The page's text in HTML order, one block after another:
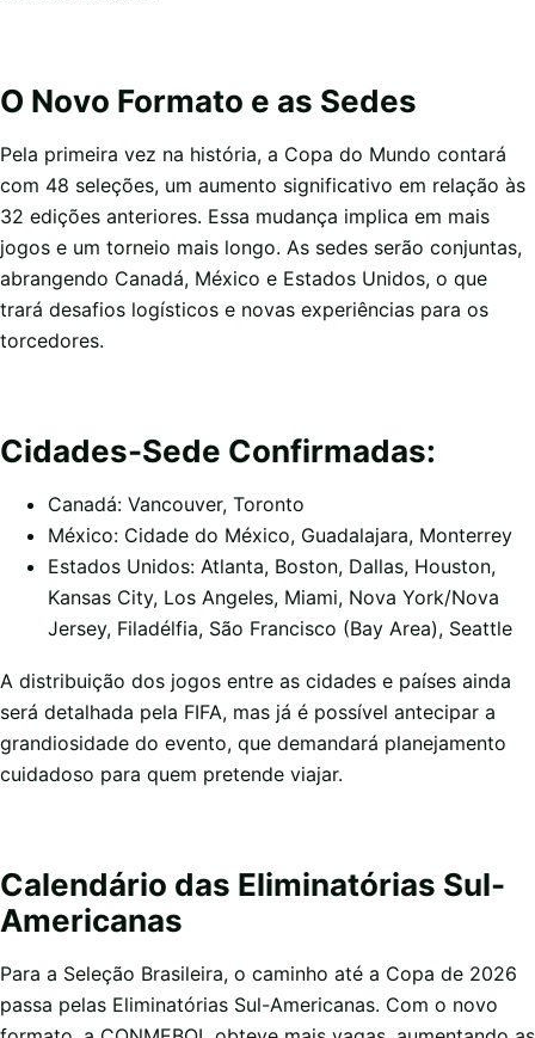
O Novo Formato e as Sedes
Pela primeira vez na história, a Copa do Mundo contará
com 48 seleções, um aumento significativo em relação às
32 edições anteriores. Essa mudança implica em mais
jogos e um torneio mais longo. As sedes serão conjuntas,
abrangendo Canadá, México e Estados Unidos, o que
trará desafios logísticos e novas experiências para os
torcedores.
Cidades-Sede Confirmadas:
Canadá: Vancouver, Toronto
México: Cidade do México, Guadalajara, Monterrey
Estados Unidos: Atlanta, Boston, Dallas, Houston,
Kansas City, Los Angeles, Miami, Nova York/Nova
Jersey, Filadélfia, São Francisco (Bay Area), Seattle
A distribuição dos jogos entre as cidades e países ainda
será detalhada pela FIFA, mas já é possível antecipar a
grandiosidade do evento, que demandará planejamento
cuidadoso para quem pretende viajar.
Calendário das Eliminatórias Sul-
Americanas
Para a Seleção Brasileira, o caminho até a Copa de 2026
passa pelas Eliminatórias Sul-Americanas. Com o novo